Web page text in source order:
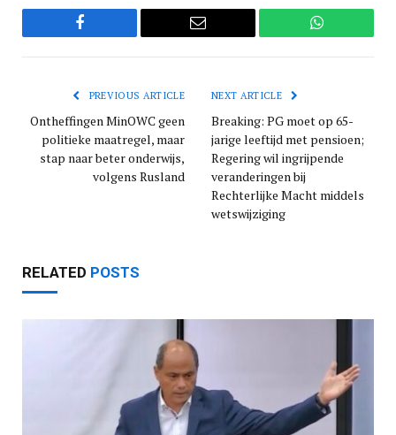
Facebook Email WhatsApp
PREVIOUS ARTICLE
Ontheffingen MinOWC geen
politieke maatregel, maar
stap naar beter onderwijs,
volgens Rusland
NEXT ARTICLE
Breaking: PG moet op 65-
jarige leeftijd met pensioen;
Regering wil ingrijpende
veranderingen bij
Rechterlijke Macht middels
wetswijziging
RELATED POSTS